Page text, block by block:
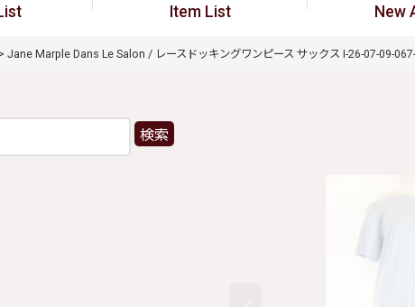
Item List New
> Jane Marple Dans Le Salon / レースドッキングワンピース サックス I-26-07-09-
検索